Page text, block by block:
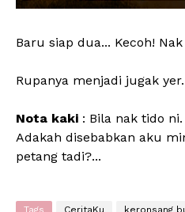
Baru siap dua... Kecoh! Nak
Rupanya menjadi jugak
Nota kaki : Bila nak tido
Adakah disebabkan aku
petang tadi?...
Tags CeritaKu keronsang